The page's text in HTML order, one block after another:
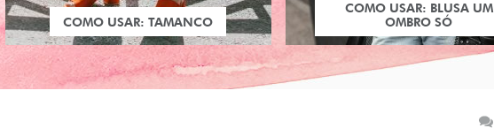
COMO USAR: TAMANCO
COMO USAR: BLUSA UM
OMBRO SÓ